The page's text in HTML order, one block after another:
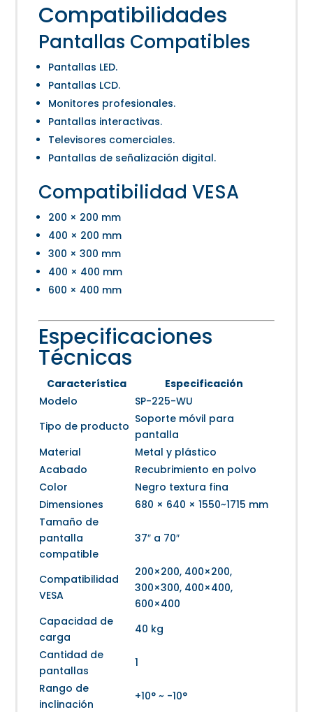
Compatibilidades
Pantallas Compatibles
Pantallas LED.
Pantallas LCD.
Monitores profesionales.
Pantallas interactivas.
Televisores comerciales.
Pantallas de señalización digital.
Compatibilidad VESA
200 × 200 mm
400 × 200 mm
300 × 300 mm
400 × 400 mm
600 × 400 mm
Especificaciones
Técnicas
Característica
Especificación
Modelo
SP-225-WU
Tipo de producto
Soporte móvil para
pantalla
Material
Metal y plástico
Acabado
Recubrimiento en polvo
Color
Negro textura fina
Dimensiones
680 × 640 × 1550~1715 mm
Tamaño de
pantalla
compatible
37″ a 70″
Compatibilidad
VESA
200×200, 400×200,
300×300, 400×400,
600×400
Capacidad de
carga
40 kg
Cantidad de
pantallas
1
Rango de
inclinación
+10° ~ -10°